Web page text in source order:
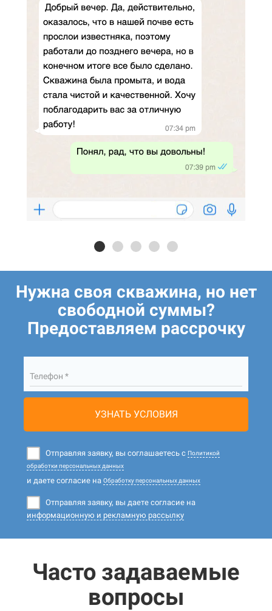
Нужна своя скважина, но нет
свободной суммы?
Предоставляем рассрочку
Телефон *
УЗНАТЬ УСЛОВИЯ
Отправляя заявку, вы соглашаетесь с Политикой
обработки персональных данных
и даете согласие на Обработку персональных данных
Отправляя заявку, вы даете согласие на
информационную и рекламную рассылку
Часто задаваемые
вопросы